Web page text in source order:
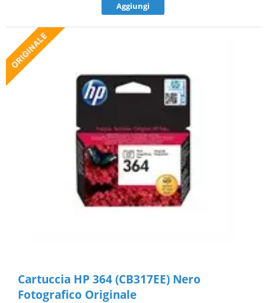
Aggiungi
Cartuccia HP 364 (CB317EE) Nero
Fotografico Originale